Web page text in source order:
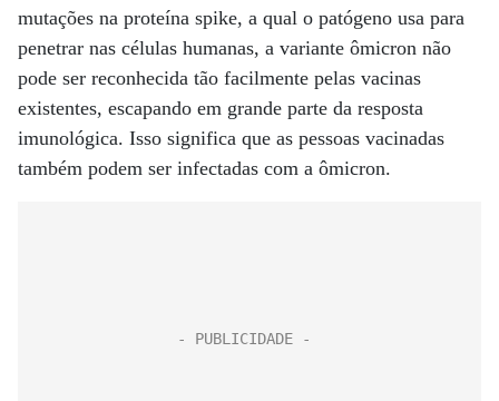
mutações na proteína spike, a qual o patógeno usa para
penetrar nas células humanas, a variante ômicron não
pode ser reconhecida tão facilmente pelas vacinas
existentes, escapando em grande parte da resposta
imunológica. Isso significa que as pessoas vacinadas
também podem ser infectadas com a ômicron.